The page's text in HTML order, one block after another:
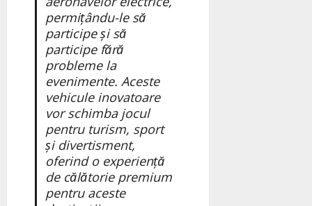
permițându-le să
participe și să
participe fără
probleme la
evenimente. Aceste
vehicule inovatoare
vor schimba jocul
pentru turism, sport
și divertisment,
oferind o experiență
de călătorie premium
pentru aceste